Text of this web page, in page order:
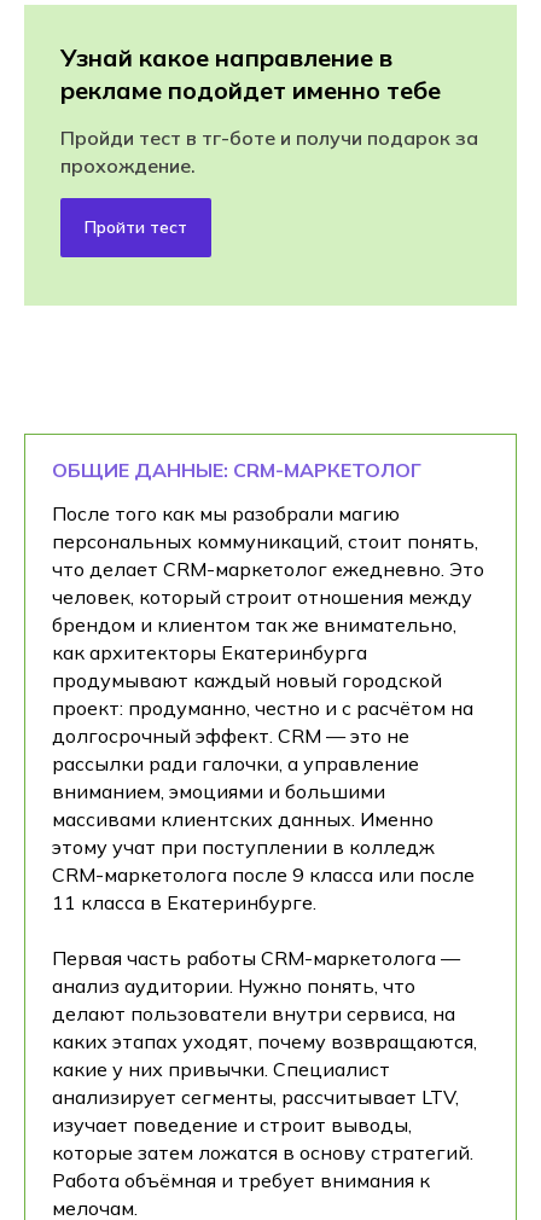
Узнай какое направление в
рекламе подойдет именно тебе
Пройди тест в тг-боте и получи подарок за
прохождение.
Пройти тест
ОБЩИЕ ДАННЫЕ: CRM-МАРКЕТОЛОГ
После того как мы разобрали магию
персональных коммуникаций, стоит понять,
что делает CRM-маркетолог ежедневно. Это
человек, который строит отношения между
брендом и клиентом так же внимательно,
как архитекторы Екатеринбурга
продумывают каждый новый городской
проект: продуманно, честно и с расчётом на
долгосрочный эффект. CRM — это не
рассылки ради галочки, а управление
вниманием, эмоциями и большими
массивами клиентских данных. Именно
этому учат при поступлении в колледж
CRM-маркетолога после 9 класса или после
11 класса в Екатеринбурге.
Первая часть работы CRM-маркетолога —
анализ аудитории. Нужно понять, что
делают пользователи внутри сервиса, на
каких этапах уходят, почему возвращаются,
какие у них привычки. Специалист
анализирует сегменты, рассчитывает LTV,
изучает поведение и строит выводы,
которые затем ложатся в основу стратегий.
Работа объёмная и требует внимания к
мелочам.